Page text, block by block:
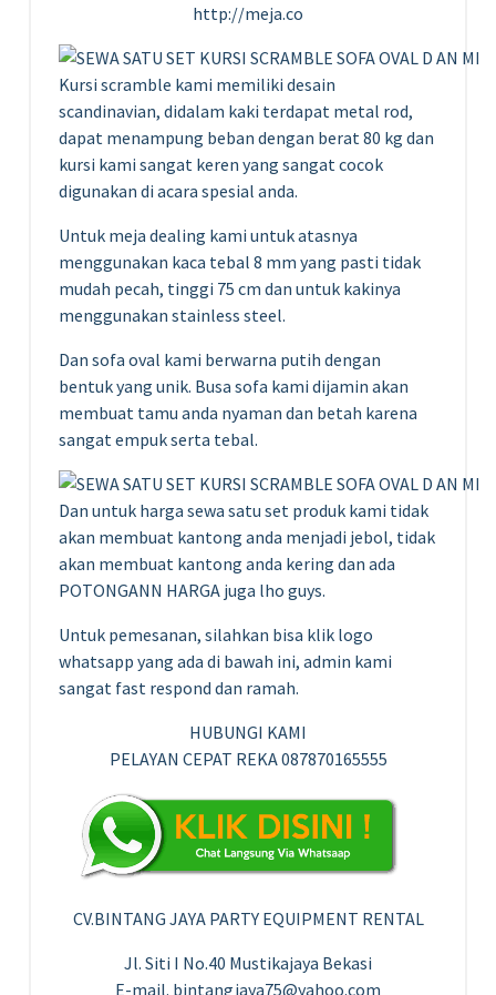
http://meja.co
Kursi scramble kami memiliki desain
scandinavian, didalam kaki terdapat metal rod,
dapat menampung beban dengan berat 80 kg dan
kursi kami sangat keren yang sangat cocok
digunakan di acara spesial anda.
Untuk meja dealing kami untuk atasnya
menggunakan kaca tebal 8 mm yang pasti tidak
mudah pecah, tinggi 75 cm dan untuk kakinya
menggunakan stainless steel.
Dan sofa oval kami berwarna putih dengan
bentuk yang unik. Busa sofa kami dijamin akan
membuat tamu anda nyaman dan betah karena
sangat empuk serta tebal.
Dan untuk harga sewa satu set produk kami tidak
akan membuat kantong anda menjadi jebol, tidak
akan membuat kantong anda kering dan ada
POTONGANN HARGA juga lho guys.
Untuk pemesanan, silahkan bisa klik logo
whatsapp yang ada di bawah ini, admin kami
sangat fast respond dan ramah.
HUBUNGI KAMI
PELAYAN CEPAT REKA 087870165555
CV.BINTANG JAYA PARTY EQUIPMENT RENTAL
Jl. Siti I No.40 Mustikajaya Bekasi
E-mail. bintangjaya75@yahoo.com